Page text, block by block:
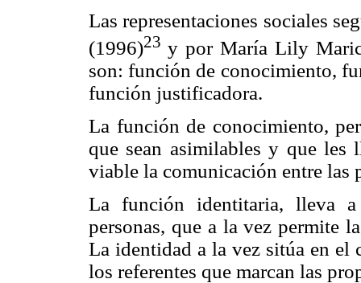
Las representaciones sociales
(1996)23 y por María Lily
son: función de conocimiento,
función justificadora.
La función de conocimiento,
que sean asimilables y que les
viable la comunicación entre las
La función identitaria, lleva
personas, que a la vez permite
La identidad a la vez sitúa en el
los referentes que marcan las